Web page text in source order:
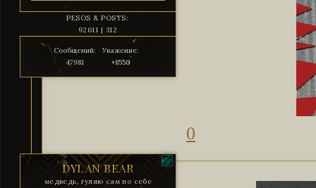
PESOS & POSTS:
92611 | 312
Сообщений:
47981
Уважение:
+8550
0
DYLAN BEAR
медведь, гуляю сам по себе